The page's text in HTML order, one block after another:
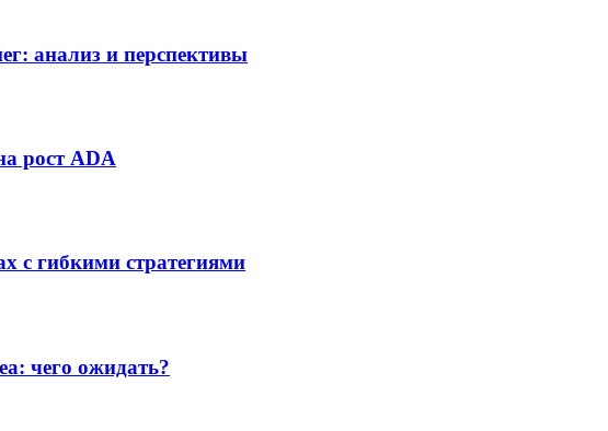
анализ и перспективы
рост ADA
с гибкими стратегиями
чего ожидать?